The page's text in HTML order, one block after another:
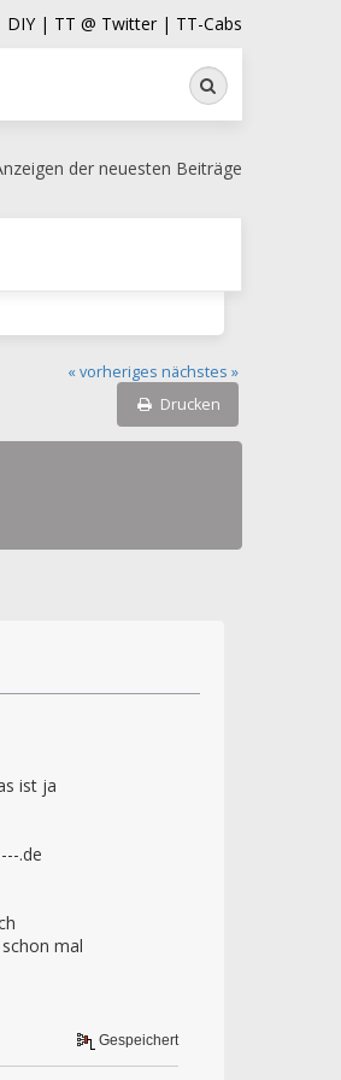
DIY | TT @ Twitter | TT-Cabs
Suche
der neuesten Beiträge
« vorheriges nächstes »
Drucken
ist ja
.de
mal
Gespeichert